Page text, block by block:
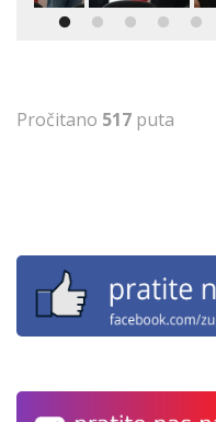
Pročitano 517 puta